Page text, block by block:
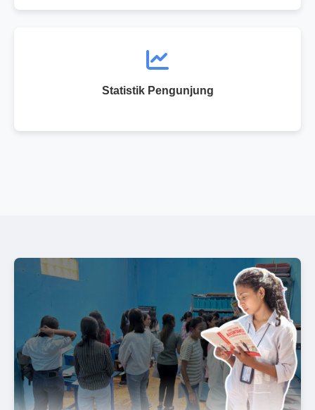
Statistik Pengunjung